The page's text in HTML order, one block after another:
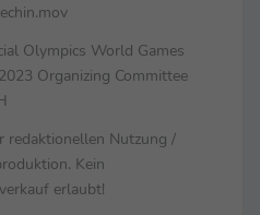
Olympics World Games
Organizing Committee
redaktionellen Nutzung /
Kein
erlaubt!